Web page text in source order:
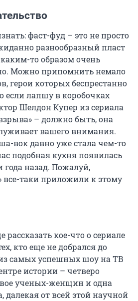
фаст-фуд – это не просто
разнообразный пласт
то образом очень
Можно припомнить немало
герои которых беспрестанно
если лапшу в коробочках
Шелдон Купер из сериала
– должно быть, она
вашего внимания.
вок давно уже стала чем-то
подобная кухня появилась
года назад. Пожалуй,
все-таки приложили к этому
рассказать кое-что о сериале
кто еще не добрался до
самых успешных шоу на ТВ
истории – четверо
ученых-женщин и одна
далекая от всей этой научной